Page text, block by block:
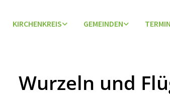
KIRCHENKREIS GEMEINDEN
Wurzeln und